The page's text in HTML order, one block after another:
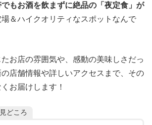
もお酒を飲まずに絶品の「夜定食」が
場＆ハイクオリティなスポットなんで
お店の雰囲気や、感動の美味しさだっ
店舗情報や詳しいアクセスまで、その
お届けします！
どころ